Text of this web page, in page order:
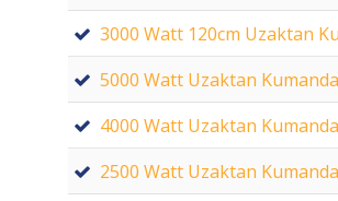
3000 Watt 120cm Uzaktan
5000 Watt Uzaktan
4000 Watt Uzaktan
2500 Watt Uzaktan